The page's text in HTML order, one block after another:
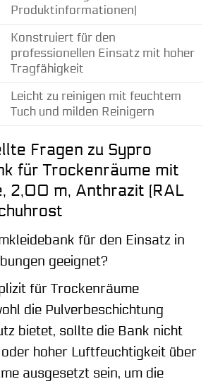
Produktinformationen)
Konstruiert für den
professionellen Einsatz mit hoher
Tragfähigkeit
Leicht zu reinigen mit feuchtem
Tuch und milden Reinigern
Fragen zu Sypro
für Trockenräume mit
2,00 m, Anthrazit (RAL
für den Einsatz in
geeignet?
für Trockenräume
die Pulverbeschichtung
bietet, sollte die Bank nicht
hoher Luftfeuchtigkeit über
ausgesetzt sein, um die